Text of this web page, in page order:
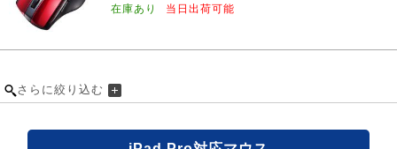
在庫あり
当日出荷可能
さらに絞り込む